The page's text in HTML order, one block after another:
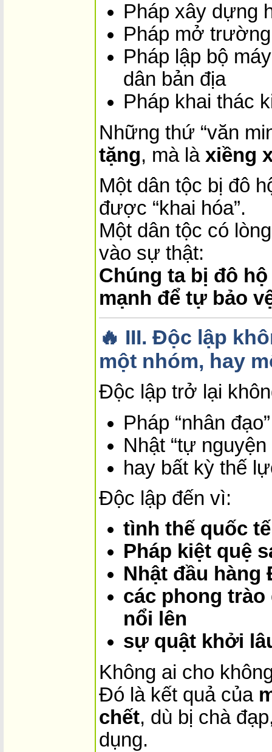
Pháp xây dựng
Pháp mở
Pháp lập bộ
dân bản địa
Pháp khai thác
Những thứ “văn
tặng, mà là xiềng
Một dân tộc bị đô
được “khai hóa”.
Một dân tộc có
vào sự thật:
Chúng ta bị đô
mạnh để tự bảo
🔥 III. Độc lập
một nhóm, hay
Độc lập trở lại
Pháp “nhân đạo”
Nhật “tự nguyện
hay bất kỳ thế
Độc lập đến vì:
tình thế quốc
Pháp kiệt quệ
Nhật đầu hàng
các phong
nổi lên
sự quật khởi
Không ai cho
Đó là kết quả của
chết, dù bị chà
dụng.